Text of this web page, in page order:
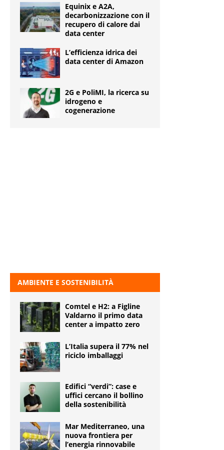
Equinix e A2A,
decarbonizzazione con il
recupero di calore dai
data center
L’efficienza idrica dei
data center di Amazon
2G e PoliMI, la ricerca su
idrogeno e
cogenerazione
AMBIENTE E SOSTENIBILITÀ
Comtel e H2: a Figline
Valdarno il primo data
center a impatto zero
L’Italia supera il 77% nel
riciclo imballaggi
Edifici “verdi”: case e
uffici cercano il bollino
della sostenibilità
Mar Mediterraneo, una
nuova frontiera per
l’energia rinnovabile